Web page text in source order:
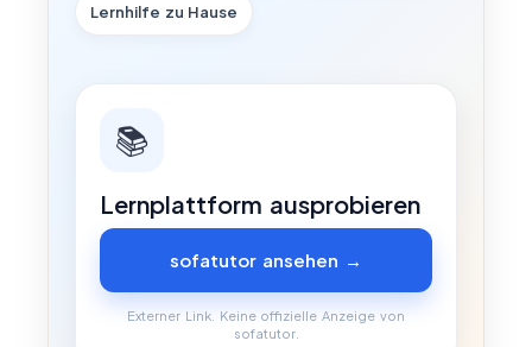
Lernhilfe zu Hause
📚
Lernplattform ausprobieren
sofatutor ansehen →
Externer Link. Keine offizielle Anzeige von
sofatutor.